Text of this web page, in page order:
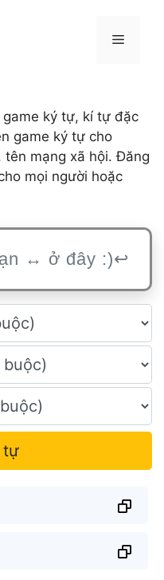
Menu
ký tự, kí tự đặc
game ký tự cho
mạng xã hội. Đăng
mọi người hoặc
tự